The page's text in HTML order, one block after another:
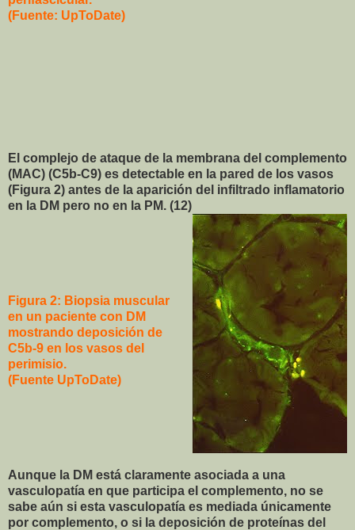
(Fuente: UpToDate)
El complejo de ataque de la membrana del complemento
(MAC) (C5b-C9) es detectable en la pared de los vasos
(Figura 2) antes de la aparición del infiltrado inflamatorio
en la DM pero no en la PM. (12)
Figura 2: Biopsia muscular
en un paciente con DM
mostrando deposición de
C5b-9 en los vasos del
perimisio.
(Fuente UpToDate)
Aunque la DM está claramente asociada a una
vasculopatía en que participa el complemento, no se
sabe aún si esta vasculopatía es mediada únicamente
por complemento, o si la deposición de proteínas del